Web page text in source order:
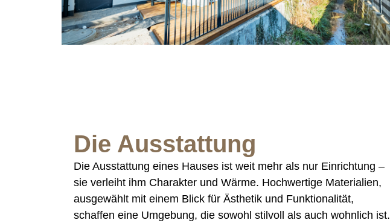
Die Ausstattung
Die Ausstattung eines Hauses ist weit mehr als nur Einrichtung –
sie verleiht ihm Charakter und Wärme. Hochwertige Materialien,
ausgewählt mit einem Blick für Ästhetik und Funktionalität,
schaffen eine Umgebung, die sowohl stilvoll als auch wohnlich ist.